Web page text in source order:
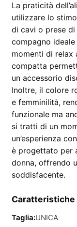
La praticità
utilizzare lo
di cavi o prese
compagno
momenti di relax
compatta
un accessorio
Inoltre, il colore
e femminilità,
funzionale ma
si tratti di un
un’esperienza
è progettato per
donna, offrendo
soddisfacente.
Caratteristiche
Taglia:UNICA